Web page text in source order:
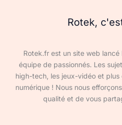
Rotek,
Rotek.fr est un site web lancé
équipe de passionnés. Les
high-tech, les jeux-vidéo et
numérique ! Nous nous
qualité et de vous